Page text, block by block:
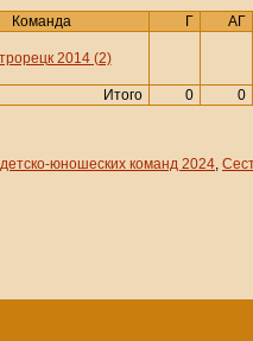
Команда Г АГ
2014 (2)
Итого 0 0
юношеских команд 2024,